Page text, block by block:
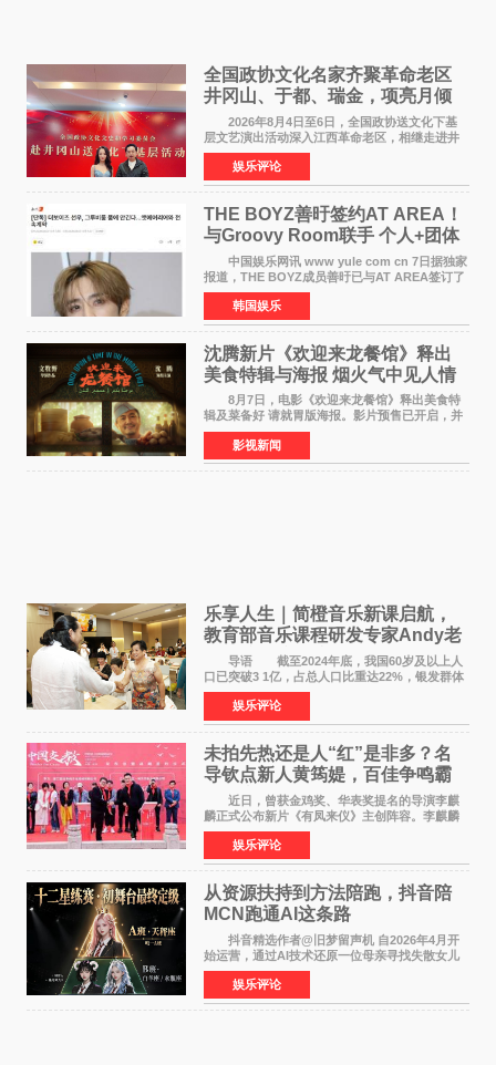
全国政协文化名家齐聚革命老区
井冈山、于都、瑞金，项亮月倾
情献唱《桃花谣》致敬红色沃土
2026年8月4日至6日，全国政协送文化下基
层文艺演出活动深入江西革命老区，相继走进井
冈山、于都长征出发地、瑞金三地。由全国政协
文化文史和学习委员会副主任、甘肃省政协原主
席欧阳坚率团，一
娱乐评论
THE BOYZ善旴签约AT AREA！
与Groovy Room联手 个人+团体
活动并行
中国娱乐网讯 www yule com cn 7日据独家
报道，THE BOYZ成员善旴已与AT AREA签订了
专属合约。AT AREA是由知名制作人组合
Groovy Room创立的hip-hop厂牌，旗下拥有多
位实力派音乐人，在韩
韩国娱乐
沈腾新片《欢迎来龙餐馆》释出
美食特辑与海报 烟火气中见人情
温暖
8月7日，电影《欢迎来龙餐馆》释出美食特
辑及菜备好 请就胃版海报。影片预售已开启，并
将于8月8日至10日14:00-21:00举行全国超前点
映。电影《欢迎来龙餐馆》作为战争美食喜剧大
片，讲述了中国
影视新闻
乐享人生｜简橙音乐新课启航，
教育部音乐课程研发专家Andy老
师重磅入驻领航银龄琴声
导语 截至2024年底，我国60岁及以上人
口已突破3 1亿，占总人口比重达22%，银发群体
的精神文化需求日益凸显。2024年1月，国务院办
公厅印发《关于发展银发经济增进老年人福祉的
意见》——这是
娱乐评论
未拍先热还是人“红”是非多？名
导钦点新人黄筠媞，百佳争鸣霸
气回应
近日，曾获金鸡奖、华表奖提名的导演李麒
麟正式公布新片《有凤来仪》主创阵容。李麒麟
早年凭电影《华容道》获得金鸡奖、华表奖提
名，此后长期参与国内外电影制作，其担任制片
人参与的作品亦曾
娱乐评论
从资源扶持到方法陪跑，抖音陪
MCN跑通AI这条路
抖音精选作者@旧梦留声机 自2026年4月开
始运营，通过AI技术还原一位母亲寻找失散女儿
的故事，凭借强情感表达获得大量用户关注，发
布仅21小时便获得超1亿曝光、超1000万互动。
此后，账号持续沿
娱乐评论